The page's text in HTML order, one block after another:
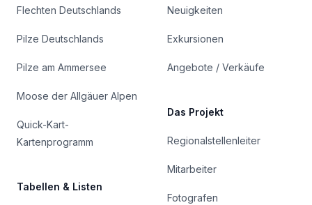
Flechten Deutschlands
Pilze Deutschlands
Pilze am Ammersee
Moose der Allgäuer Alpen
Quick-Kart-
Kartenprogramm
Tabellen & Listen
Neuigkeiten
Exkursionen
Angebote / Verkäufe
Das Projekt
Regionalstellenleiter
Mitarbeiter
Fotografen